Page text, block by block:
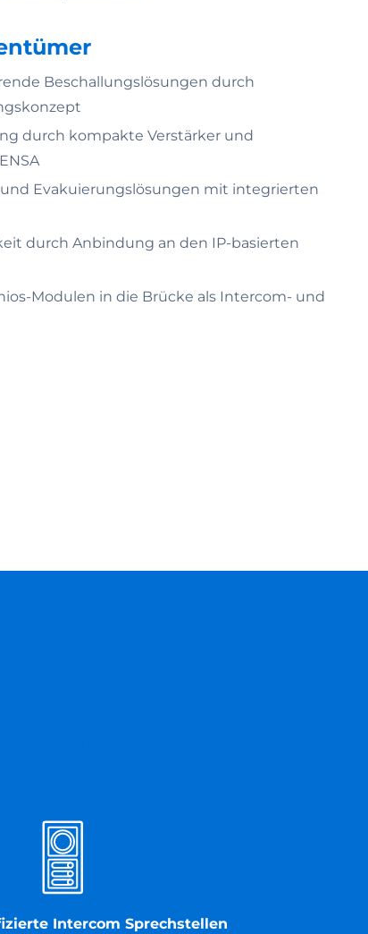
Beschallungslösungen durch
durch kompakte Verstärker und
Evakuierungslösungen mit integrierten
durch Anbindung an den IP-basierten
Modulen in die Brücke als Intercom- und
Intercom Sprechstellen